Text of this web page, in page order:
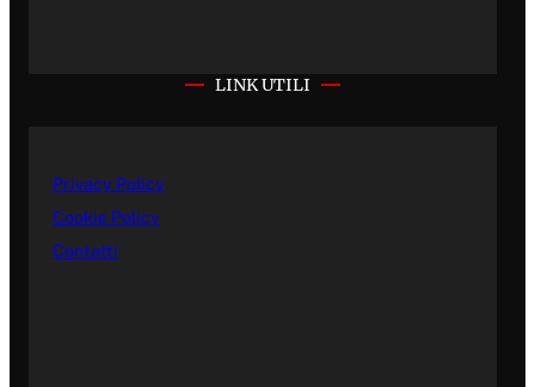
LINK UTILI
Privacy Policy
Cookie Policy
Contatti